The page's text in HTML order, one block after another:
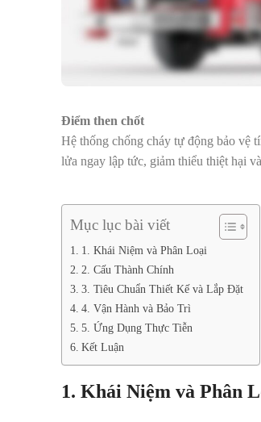
Điểm then chốt
Hệ thống chống cháy tự động bảo vệ
lửa ngay lập tức, giảm thiểu thiệt hại
Mục lục bài viết
1. Khái Niệm và Phân Loại
2. Cấu Thành Chính
3. Tiêu Chuẩn Thiết Kế và Lắp Đặt
4. Vận Hành và Bảo Trì
5. Ứng Dụng Thực Tiễn
Kết Luận
1. Khái Niệm và Phân